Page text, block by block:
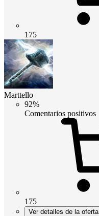
175
Marttello
92%
Comentarios positivos
175
Ver detalles de la oferta